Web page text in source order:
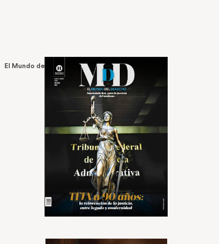
El Mundo del Derecho No. 10 — Junio 2026